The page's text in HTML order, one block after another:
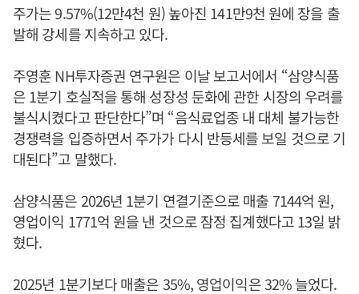
주가는 9.57%(12만4천 원) 높아진 141만9천 원에 장을 출
발해 강세를 지속하고 있다.
주영훈 NH투자증권 연구원은 이날 보고서에서 “삼양식품
은 1분기 호실적을 통해 성장성 둔화에 관한 시장의 우려를
불식시켰다고 판단한다”며 “음식료업종 내 대체 불가능한
경쟁력을 입증하면서 주가가 다시 반등세를 보일 것으로 기
대된다”고 말했다.
삼양식품은 2026년 1분기 연결기준으로 매출 7144억 원,
영업이익 1771억 원을 낸 것으로 잠정 집계했다고 13일 밝
혔다.
2025년 1분기보다 매출은 35%, 영업이익은 32% 늘었다.